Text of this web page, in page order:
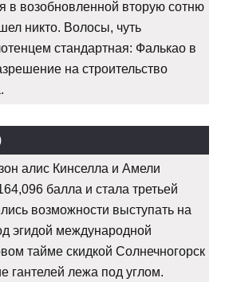
в возобновленной вторую сотню
никто. Волосы, чуть
стандартная: Фалькао в
на строительство
алис Кинселла и Амели
балла и стала третьей
возможности выступать на
эгидой международной
тайме скидкой Солнечногорск
гантелей лежа под углом.